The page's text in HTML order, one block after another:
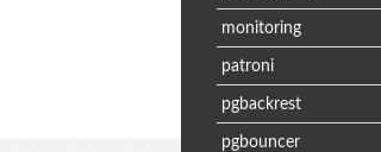
monitoring
patroni
pgbackrest
pgbouncer